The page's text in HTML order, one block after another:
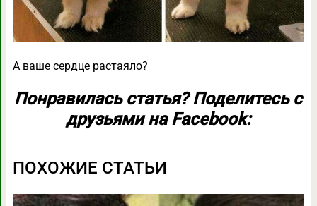
А ваше сердце растаяло?
Понравилась статья? Поделитесь с
друзьями на Facebook:
ПОХОЖИЕ СТАТЬИ